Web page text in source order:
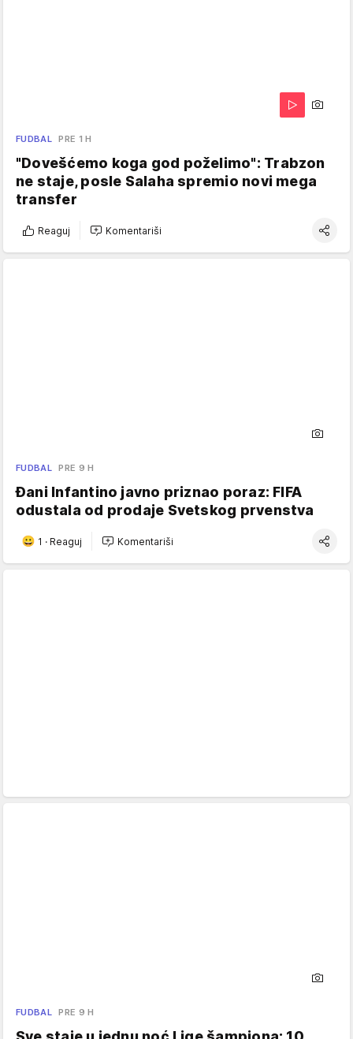
FUDBAL PRE 1 H
"Dovešćemo koga god poželimo": Trabzon
ne staje, posle Salaha spremio novi mega
transfer
Reaguj Komentariši
FUDBAL PRE 9 H
Đani Infantino javno priznao poraz: FIFA
odustala od prodaje Svetskog prvenstva
1 · Reaguj Komentariši
FUDBAL PRE 9 H